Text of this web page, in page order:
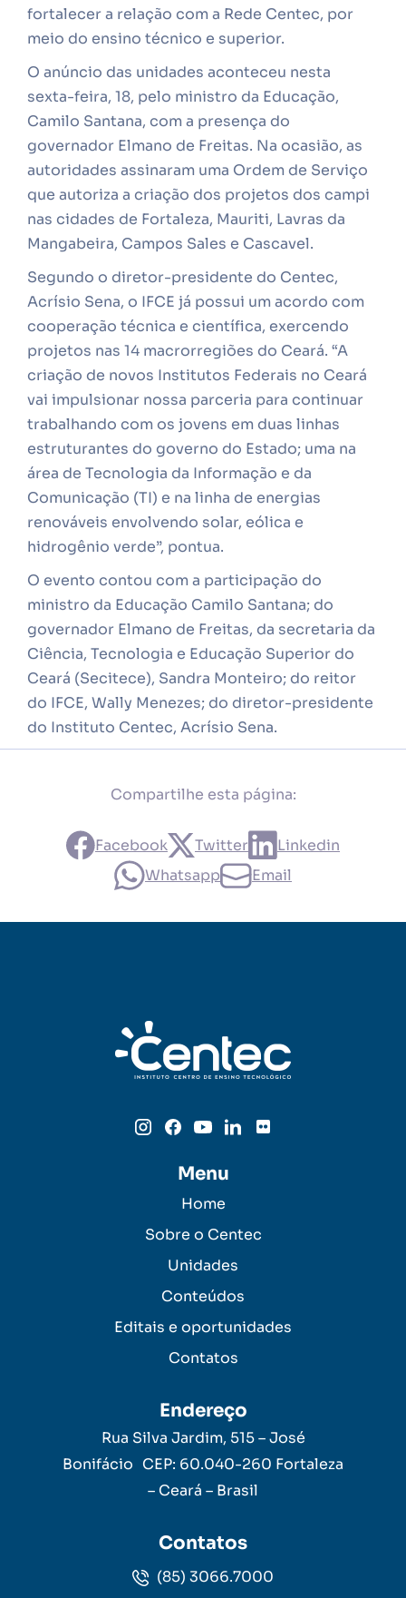
fortalecer a relação com a Rede Centec, por
meio do ensino técnico e superior.
O anúncio das unidades aconteceu nesta
sexta-feira, 18, pelo ministro da Educação,
Camilo Santana, com a presença do
governador Elmano de Freitas. Na ocasião, as
autoridades assinaram uma Ordem de Serviço
que autoriza a criação dos projetos dos campi
nas cidades de Fortaleza, Mauriti, Lavras da
Mangabeira, Campos Sales e Cascavel.
Segundo o diretor-presidente do Centec,
Acrísio Sena, o IFCE já possui um acordo com
cooperação técnica e científica, exercendo
projetos nas 14 macrorregiões do Ceará. “A
criação de novos Institutos Federais no Ceará
vai impulsionar nossa parceria para continuar
trabalhando com os jovens em duas linhas
estruturantes do governo do Estado; uma na
área de Tecnologia da Informação e da
Comunicação (TI) e na linha de energias
renováveis envolvendo solar, eólica e
hidrogênio verde”, pontua.
O evento contou com a participação do
ministro da Educação Camilo Santana; do
governador Elmano de Freitas, da secretaria da
Ciência, Tecnologia e Educação Superior do
Ceará (Secitece), Sandra Monteiro; do reitor
do IFCE, Wally Menezes; do diretor-presidente
do Instituto Centec, Acrísio Sena.
Compartilhe esta página:
Facebook Twitter
Linkedin
Whatsapp
Email
Menu
Home
Sobre o Centec
Unidades
Conteúdos
Editais e oportunidades
Contatos
Endereço
Rua Silva Jardim, 515 – José
Bonifácio CEP: 60.040-260 Fortaleza
– Ceará – Brasil
Contatos
(85) 3066.7000